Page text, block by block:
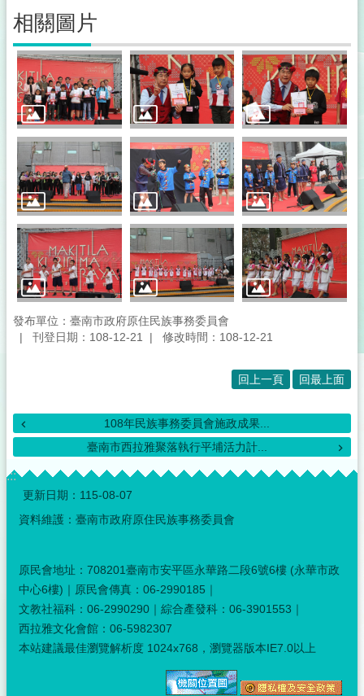
相關圖片
發布單位：臺南市政府原住民族事務委員會
刊登日期：108-12-21
修改時間：108-12-21
回上一頁 回最上面
108年民族事務委員會施政成果...
臺南市西拉雅聚落執行平埔活力計...
:::
更新日期： 115-08-07
資料維護：臺南市政府原住民族事務委員會
原民會地址：708201臺南市安平區永華路二段6號6樓 (永華市政
中心6樓)｜原民會傳真：06-2990185｜
文教社福科：06-2990290｜綜合產發科：06-3901553｜
西拉雅文化會館：06-5982307
本站建議最佳瀏覽解析度 1024x768，瀏覽器版本IE7.0以上